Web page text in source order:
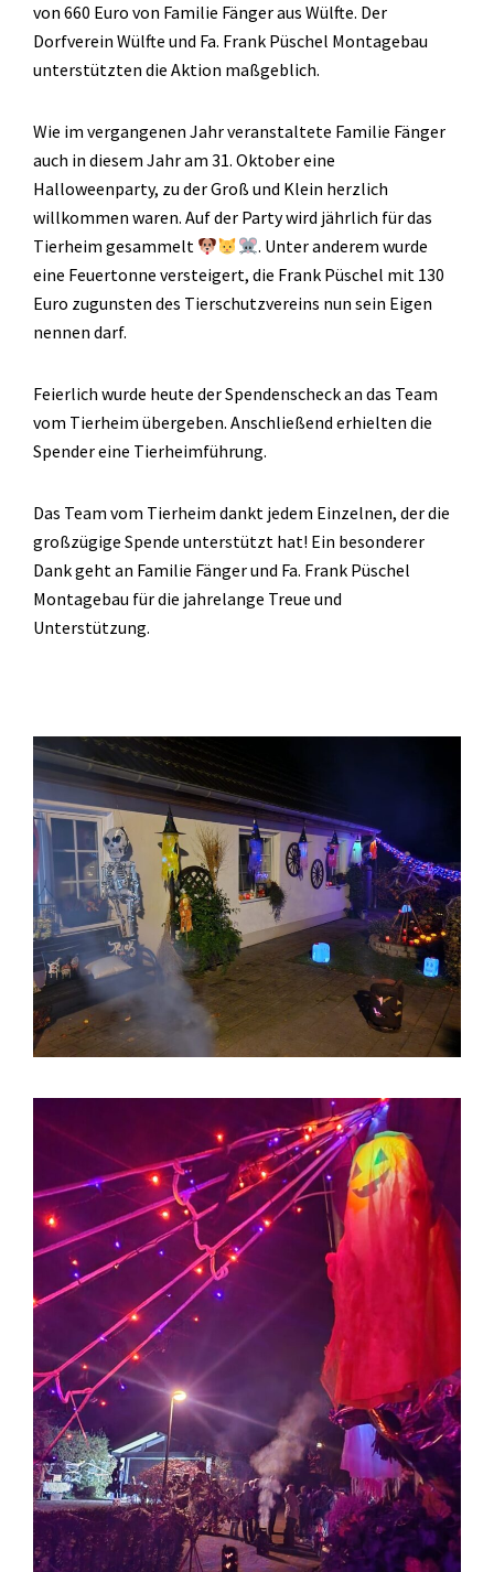
von 660 Euro von Familie Fänger aus Wülfte. Der
Dorfverein Wülfte und Fa. Frank Püschel Montagebau
unterstützten die Aktion maßgeblich.
Wie im vergangenen Jahr veranstaltete Familie Fänger
auch in diesem Jahr am 31. Oktober eine
Halloweenparty, zu der Groß und Klein herzlich
willkommen waren. Auf der Party wird jährlich für das
Tierheim gesammelt
. Unter anderem wurde
eine Feuertonne versteigert, die Frank Püschel mit 130
Euro zugunsten des Tierschutzvereins nun sein Eigen
nennen darf.
Feierlich wurde heute der Spendenscheck an das Team
vom Tierheim übergeben. Anschließend erhielten die
Spender eine Tierheimführung.
Das Team vom Tierheim dankt jedem Einzelnen, der die
großzügige Spende unterstützt hat! Ein besonderer
Dank geht an Familie Fänger und Fa. Frank Püschel
Montagebau für die jahrelange Treue und
Unterstützung.